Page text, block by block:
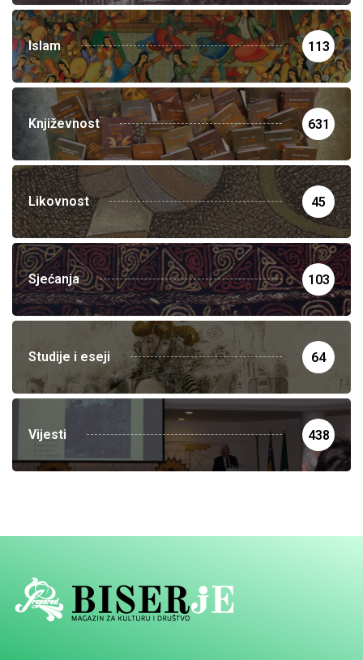
Islam 113
Književnost 631
Likovnost 45
Sjećanja 103
Studije i eseji 64
Vijesti 438